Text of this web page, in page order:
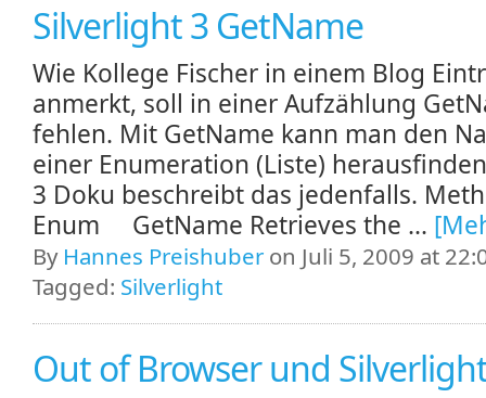
Silverlight 3 GetName
Wie Kollege Fischer in einem Blog
anmerkt, soll in einer Aufzählung
fehlen. Mit GetName kann man den
einer Enumeration (Liste)
3 Doku beschreibt das jedenfalls.
Enum GetName Retrieves the ...
By Hannes Preishuber on Juli 5, 2009 at
Tagged: Silverlight
Out of Browser und